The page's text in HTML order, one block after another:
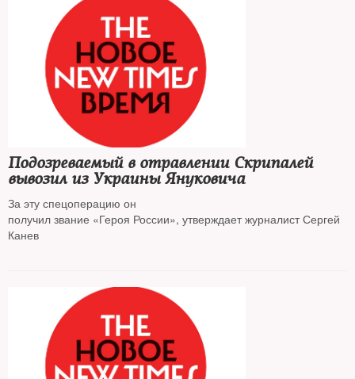
Подозреваемый в отравлении Скрипалей
вывозил из Украины Януковича
За эту спецоперацию он
получил звание «Героя России», утверждает журналист Сергей
Канев